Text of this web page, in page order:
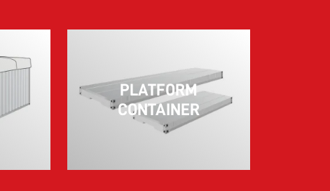
PLATFORM
CONTAINER